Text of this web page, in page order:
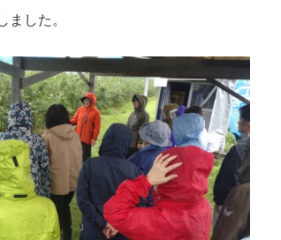
した。